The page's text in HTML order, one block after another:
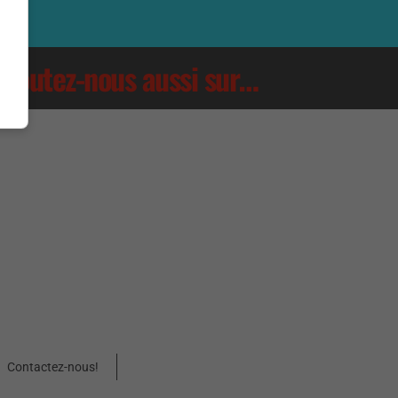
Écoutez-nous aussi sur…
Contactez-nous!